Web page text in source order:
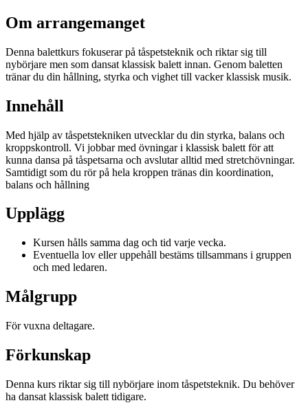
Om arrangemanget
Denna balettkurs fokuserar på tåspetsteknik och riktar sig till
nybörjare men som dansat klassisk balett innan. Genom baletten
tränar du din hållning, styrka och vighet till vacker klassisk musik.
Innehåll
Med hjälp av tåspetstekniken utvecklar du din styrka, balans och
kroppskontroll. Vi jobbar med övningar i klassisk balett för att
kunna dansa på tåspetsarna och avslutar alltid med stretchövningar.
Samtidigt som du rör på hela kroppen tränas din koordination,
balans och hållning
Upplägg
Kursen hålls samma dag och tid varje vecka.
Eventuella lov eller uppehåll bestäms tillsammans i gruppen
och med ledaren.
Målgrupp
För vuxna deltagare.
Förkunskap
Denna kurs riktar sig till nybörjare inom tåspetsteknik. Du behöver
ha dansat klassisk balett tidigare.